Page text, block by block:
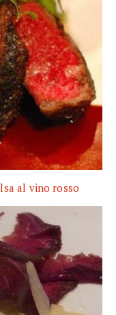
al vino rosso